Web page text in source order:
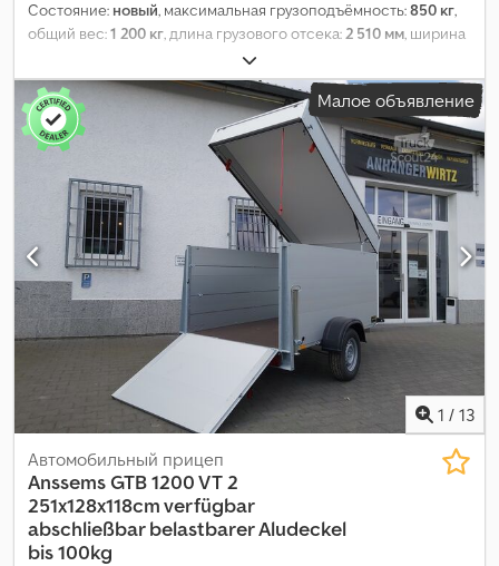
Состояние: новый, максимальная грузоподъёмность:850 кг,
общий вес:1 200 кг, длина грузового отсека:2 510 мм, ширина
1 260 мм
отсека:1 530 мм,
Малое объявление
1 / 13
Автомобильный прицеп
AnssemsGTB 1200 VT 2
251x128x118cm verfügbar
abschließbar belastbarer Aludeckel
bis 100kg